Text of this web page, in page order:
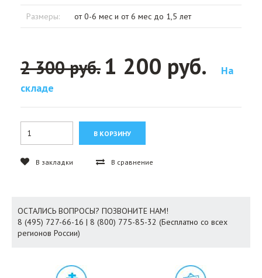
Размеры: от 0-6 мес и от 6 мес до 1,5 лет
2 300 руб. 1 200 руб.
На
складе
В закладки В сравнение
ОСТАЛИСЬ ВОПРОСЫ? ПОЗВОНИТЕ НАМ!
8 (495) 727-66-16 | 8 (800) 775-85-32 (Бесплатно со всех
регионов России)